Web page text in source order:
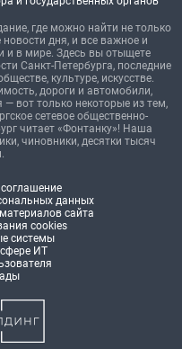
где можно найти не только
дня, и все важное и
и в мире. Здесь вы отыщете
Санкт-Петербурга, последние
культуре, искусстве.
дороги и автомобили,
вот только некоторые из тем,
сетевое общественно-
читает «Фонтанку»! Наша
чиновники, десятки тысяч
данных
сайта
cookies
системы
ИТ